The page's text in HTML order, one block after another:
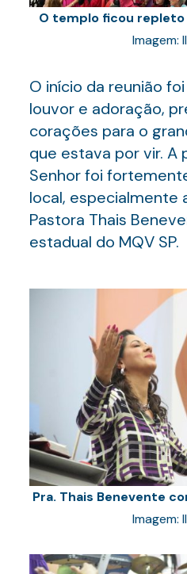
O templo ficou
Imagem:
O início da reunião
louvor e adoração,
corações para o
que estava por vir. A
Senhor foi
local, especialmente
Pastora Thais
estadual do MQV SP.
Pra. Thais Benevente
Imagem: